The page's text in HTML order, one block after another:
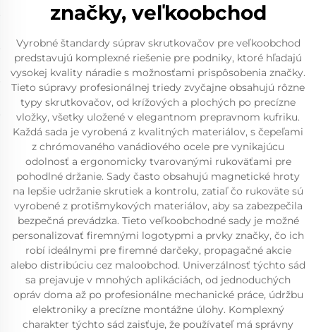
značky, veľkoobchod
Vyrobné štandardy súprav skrutkovačov pre veľkoobchod
predstavujú komplexné riešenie pre podniky, ktoré hľadajú
vysokej kvality náradie s možnosťami prispôsobenia značky.
Tieto súpravy profesionálnej triedy zvyčajne obsahujú rôzne
typy skrutkovačov, od krížových a plochých po precízne
vložky, všetky uložené v elegantnom prepravnom kufriku.
Každá sada je vyrobená z kvalitných materiálov, s čepeľami
z chrómovaného vanádiového ocele pre vynikajúcu
odolnosť a ergonomicky tvarovanými rukoväťami pre
pohodlné držanie. Sady často obsahujú magnetické hroty
na lepšie udržanie skrutiek a kontrolu, zatiaľ čo rukoväte sú
vyrobené z protišmykových materiálov, aby sa zabezpečila
bezpečná prevádzka. Tieto veľkoobchodné sady je možné
personalizovať firemnými logotypmi a prvky značky, čo ich
robí ideálnymi pre firemné darčeky, propagačné akcie
alebo distribúciu cez maloobchod. Univerzálnosť týchto sád
sa prejavuje v mnohých aplikáciách, od jednoduchých
opráv doma až po profesionálne mechanické práce, údržbu
elektroniky a precízne montážne úlohy. Komplexný
charakter týchto sád zaisťuje, že používateľ má správny